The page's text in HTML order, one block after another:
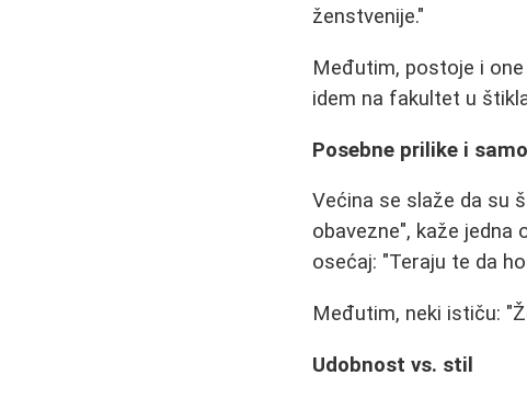
ženstvenije."
Međutim, postoje i
idem na fakultet u
Posebne prilike i
Većina se slaže da su
obavezne", kaže jedna
osećaj: "Teraju te da
Međutim, neki ističu:
Udobnost vs. stil